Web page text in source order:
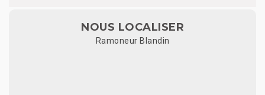
NOUS LOCALISER
Ramoneur Blandin